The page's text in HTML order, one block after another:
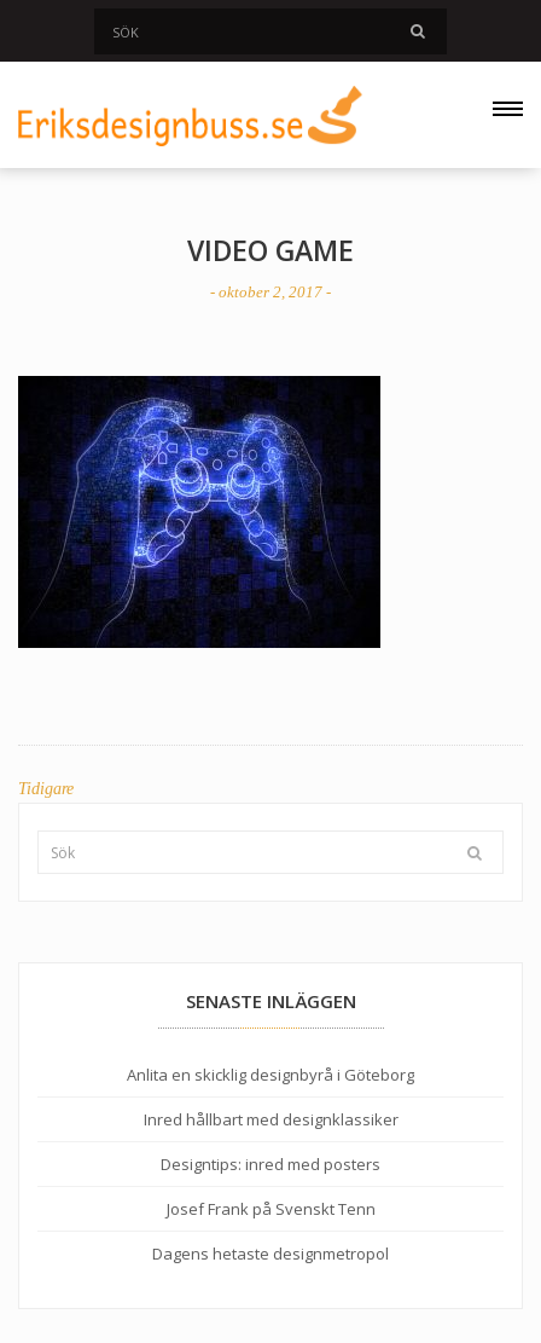
VIDEO GAME
- oktober 2, 2017 -
Tidigare
SENASTE INLÄGGEN
Anlita en skicklig designbyrå i Göteborg
Inred hållbart med designklassiker
Designtips: inred med posters
Josef Frank på Svenskt Tenn
Dagens hetaste designmetropol